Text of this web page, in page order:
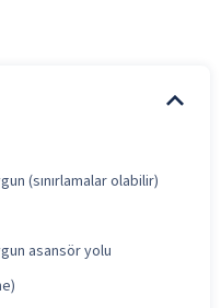
(sınırlamalar olabilir)
asansör yolu